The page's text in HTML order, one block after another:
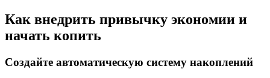
Как внедрить привычку экономии и
начать копить
Создайте автоматическую систему накоплений